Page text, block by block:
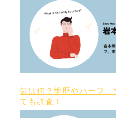
気は何？学歴やハーフ
ても調査！